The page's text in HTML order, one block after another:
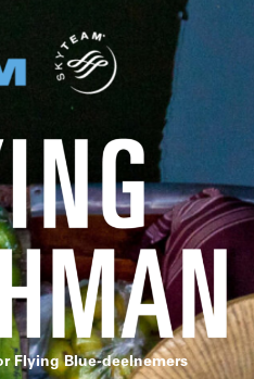
Flying Blue-deelnemers